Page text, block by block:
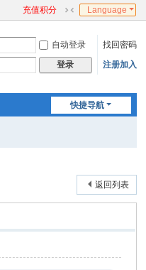
充值积分
切
到
窄
版
Language
自动登录
找回密码
登录 注册加入
快捷导航
返回列表